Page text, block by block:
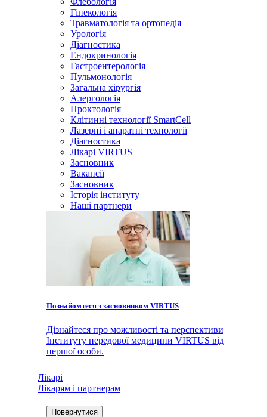
Гінекологія
Травматологія та ортопедія
Урологія
Діагностика
Ендокринологія
Гастроентерологія
Пульмонологія
Загальна хірургія
Алергологія
Проктологія
Клітинні технології SmartCell
Лазерні і апаратні технології
Діагностика
Лікарі VIRTUS
Засновник
Вакансії
Засновник
Історія інституту
Наші партнери
Познайомтеся з засновником VIRTUS
Дізнайтеся про можливості та перспективи
Інституту передової медицини VIRTUS від
першої особи.
Лікарі
Лікарям і партнерам
Повернутися